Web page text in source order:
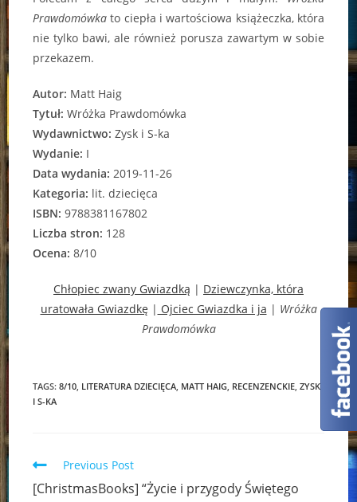
Prawdomówka to ciepła i wartościowa książeczka, która
nie tylko bawi, ale również porusza zawartym w sobie
przekazem.
Autor: Matt Haig
Tytuł: Wróżka Prawdomówka
Wydawnictwo: Zysk i S-ka
Wydanie: I
Data wydania: 2019-11-26
Kategoria: lit. dziecięca
ISBN: 9788381167802
Liczba stron: 128
Ocena: 8/10
Chłopiec zwany Gwiazdką | Dziewczynka, która
uratowała Gwiazdkę | Ojciec Gwiazdka i ja | Wróżka
Prawdomówka
TAGS:8/10, LITERATURA DZIECIĘCA, MATT HAIG, RECENZENCKIE, ZYSK
I S-KA
Read
more
articles
Previous Post
[ChristmasBooks] “Życie i przygody Świętego